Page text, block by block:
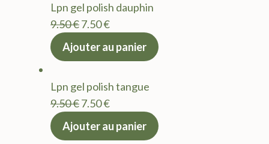
9.50 €.7.50 €.
Lpn gel polish dauphin
9.50€Le
prix
9.50 €.
7.50€Le
actuel
7.50 €.
Ajouter au panier
Lpn gel polish tangue
9.50€Le
prix
7.50€Le
actuel
Ajouter au panier